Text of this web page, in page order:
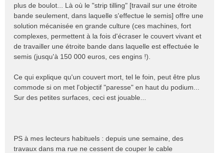
plus de boulot... Là où le "strip tilling" [travail sur une étroite
bande seulement, dans laquelle s'effectue le semis] offre une
solution mécanisée en grande culture (ces machines, fort
complexes, permettent à la fois d'écraser le couvert vivant et
de travailler une étroite bande dans laquelle est effectuée le
semis (jusqu'à 150 000 euros, ces engins !).
Ce qui explique qu'un couvert mort, tel le foin, peut être plus
commode si on met l'objectif "paresse" en haut du podium...
Sur des petites surfaces, ceci est jouable...
PS à mes lecteurs habituels : depuis une semaine, des
travaux dans ma rue ne cessent de couper le cable